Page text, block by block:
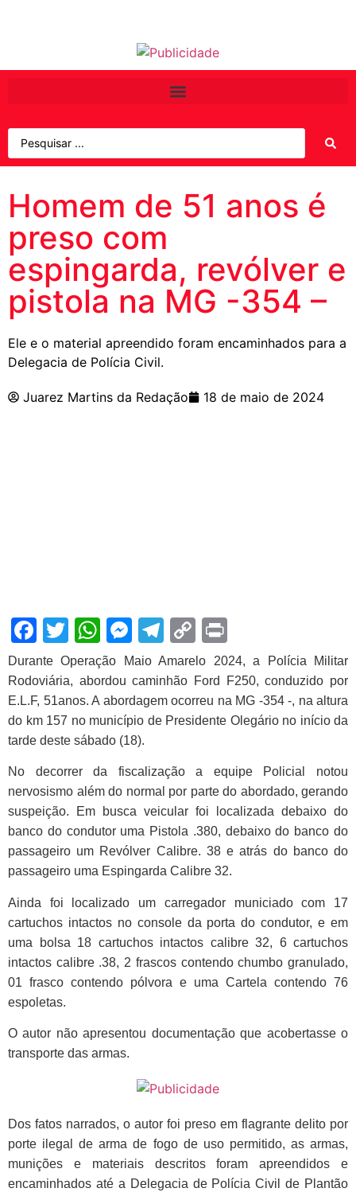
Homem de 51 anos é
preso com
espingarda, revólver e
pistola na MG -354 –
Ele e o material apreendido foram encaminhados para a
Delegacia de Polícia Civil.
Juarez Martins da Redação 18 de maio de 2024
Facebook
Twitter
WhatsApp
Messenger
Telegram
Copy
Link
Durante Operação Maio Amarelo 2024, a Polícia Militar
Rodoviária, abordou caminhão Ford F250, conduzido por
E.L.F, 51anos. A abordagem ocorreu na MG -354 -, na altura
do km 157 no município de Presidente Olegário no início da
tarde deste sábado (18).
No decorrer da fiscalização a equipe Policial notou
nervosismo além do normal por parte do abordado, gerando
suspeição. Em busca veicular foi localizada debaixo do
banco do condutor uma Pistola .380, debaixo do banco do
passageiro um Revólver Calibre. 38 e atrás do banco do
passageiro uma Espingarda Calibre 32.
Ainda foi localizado um carregador municiado com 17
cartuchos intactos no console da porta do condutor, e em
uma bolsa 18 cartuchos intactos calibre 32, 6 cartuchos
intactos calibre .38, 2 frascos contendo chumbo granulado,
01 frasco contendo pólvora e uma Cartela contendo 76
espoletas.
O autor não apresentou documentação que acobertasse o
transporte das armas.
Dos fatos narrados, o autor foi preso em flagrante delito por
porte ilegal de arma de fogo de uso permitido, as armas,
munições e materiais descritos foram apreendidos e
encaminhados até a Delegacia de Polícia Civil de Plantão